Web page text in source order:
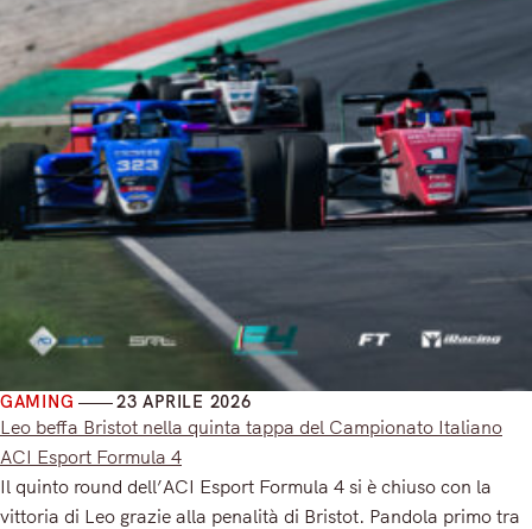
GAMING 23 APRILE 2026
Leo beffa Bristot nella quinta tappa del Campionato Italiano
ACI Esport Formula 4
Il quinto round dell’ACI Esport Formula 4 si è chiuso con la
vittoria di Leo grazie alla penalità di Bristot. Pandola primo tra